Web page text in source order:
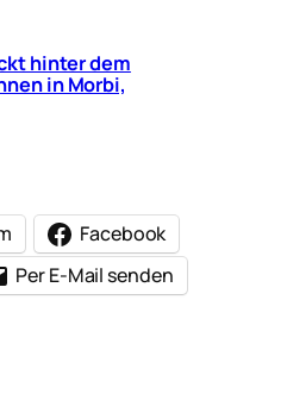
hinter dem
in Morbi,
Facebook
Per E-Mail senden